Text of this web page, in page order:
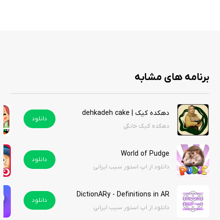
ارائه اطلاعات کاربردی درباره حیوانات شناسایی‌شده
مناسب برای علاقه‌مندان به طبیعت و حیات‌وحش
قابل استفاده برای اهداف آموزشی و پژوهشی
برنامه iAnimal - Animal Identifier، برنامه‌ای کاربردی برای شناسایی حیوانات و
مصنوعی و فرآیند ساده شناسایی باعث شده است این برنامه برای طیف
گسترده‌ای از کاربران جذاب باشد.اگر به طبیعت، حیات‌وحش و شناخت گونه‌های
برنامه های مشابه
دهکده کیک | dehkadeh cake
دهکده کیک خانگی
دانلود
World of Pudge
دانلود از اپ استور سیب ایرانی
دانلود
DictionARy - Definitions in AR
دانلود از اپ استور سیب ایرانی
دانلود